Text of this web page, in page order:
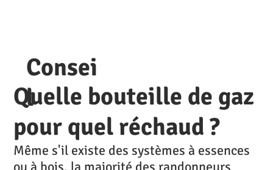
Quelle bouteille de gaz
pour quel réchaud ?
Même s'il existe des systèmes à essences
ou à bois, la majorité des randonneurs
Consei
l